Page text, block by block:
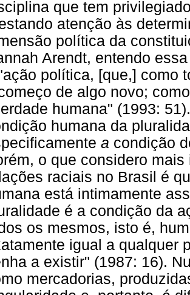
que tem
atenção às
política da
Arendt, entendo
política, [que,] como
de algo novo;
humana" (1993:
humana da
a condição
o que considero
raciais no Brasil é
está intimamente
é a condição da
os mesmos, isto é,
igual a qualquer
a existir" (1987: 16).
mercadorias,